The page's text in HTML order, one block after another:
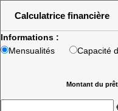
Calculatrice financière
Informations :
Mensualités
Capacité
Montant du prêt